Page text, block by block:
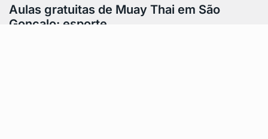
Aulas gratuitas de Muay Thai em São
Gonçalo: esporte…